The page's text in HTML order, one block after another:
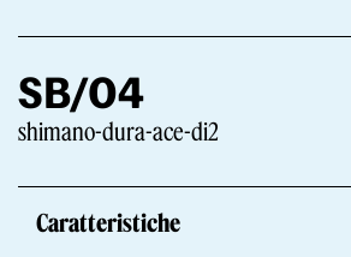
Modelli
SB/04
shimano-dura-ace-di2
Caratteristiche